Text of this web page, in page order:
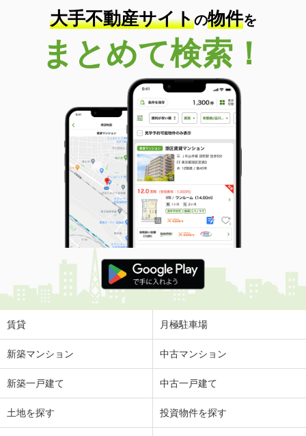
大手不動産サイトの物件を
まとめて検索！
賃貸 月極駐車場
新築マンション 中古マンション
新築一戸建て 中古一戸建て
土地を探す 投資物件を探す